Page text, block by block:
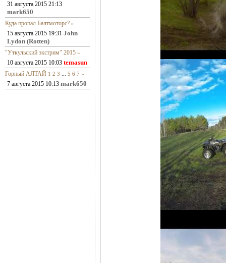
31 августа 2015 21:13
mark650
Куда пропал Балтмоторс? »
15 августа 2015 19:31 John
Lydon (Rotten)
"Уткульский экстрим" 2015 »
10 августа 2015 10:03 temasun
Горный АЛТАЙ 1 2 3 5 6 7 »
7 августа 2015 10:13 mark650